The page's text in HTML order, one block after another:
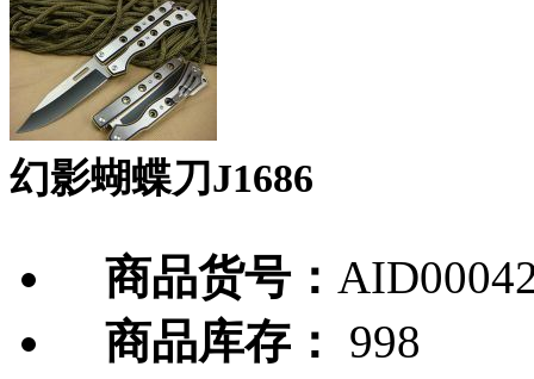
幻影蝴蝶刀J1686
商品货号：
商品库存：
998